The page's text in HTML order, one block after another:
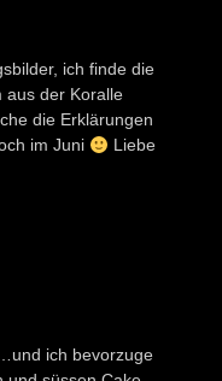
ich finde die
aus der Koralle
die Erklärungen
im Juni
Liebe
ich bevorzuge